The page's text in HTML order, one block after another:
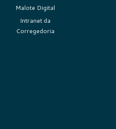
Malote Digital
Intranet da
Corregedoria